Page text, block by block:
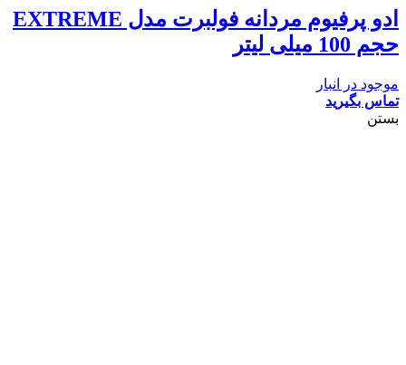
ادو پرفیوم مردانه فولبرت مدل EXTREME
حجم 100 میلی لیتر
موجود در انبار
تماس بگیرید
بستن